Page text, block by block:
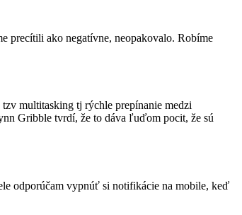
precítili ako negatívne, neopakovalo. Robíme
multitasking tj rýchle prepínanie medzi
Gribble tvrdí, že to dáva ľuďom pocit, že sú
odporúčam vypnúť si notifikácie na mobile, keď